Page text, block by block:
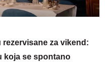
za vikend:
koja se spontano